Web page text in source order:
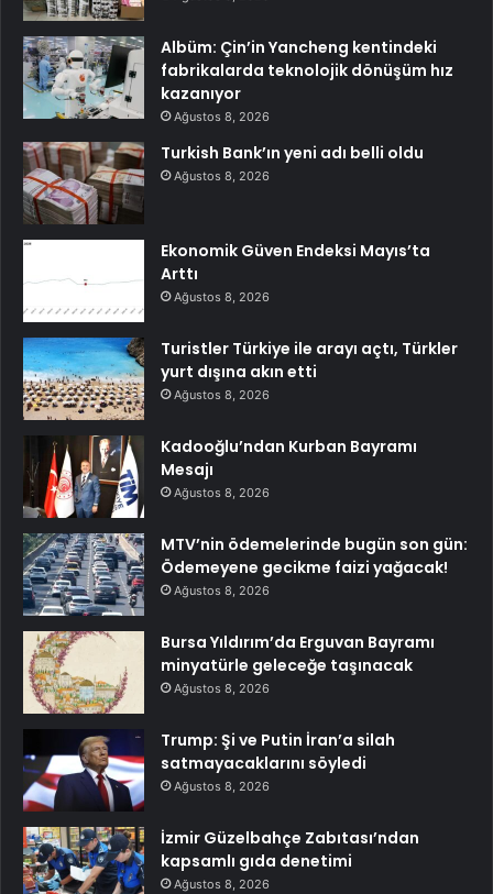
Albüm: Çin’in Yancheng kentindeki
fabrikalarda teknolojik dönüşüm hız
kazanıyor
Ağustos 8, 2026
Turkish Bank’ın yeni adı belli oldu
Ağustos 8, 2026
Ekonomik Güven Endeksi Mayıs’ta
Arttı
Ağustos 8, 2026
Turistler Türkiye ile arayı açtı, Türkler
yurt dışına akın etti
Ağustos 8, 2026
Kadooğlu’ndan Kurban Bayramı
Mesajı
Ağustos 8, 2026
MTV’nin ödemelerinde bugün son gün:
Ödemeyene gecikme faizi yağacak!
Ağustos 8, 2026
Bursa Yıldırım’da Erguvan Bayramı
minyatürle geleceğe taşınacak
Ağustos 8, 2026
Trump: Şi ve Putin İran’a silah
satmayacaklarını söyledi
Ağustos 8, 2026
İzmir Güzelbahçe Zabıtası’ndan
kapsamlı gıda denetimi
Ağustos 8, 2026